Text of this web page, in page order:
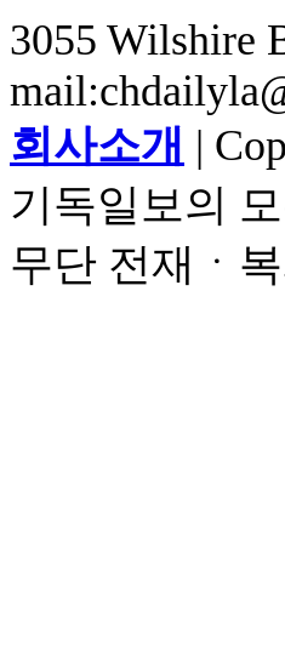
3055 Wilshire
회사소개 |
기독일보의
무단 전재ㆍ